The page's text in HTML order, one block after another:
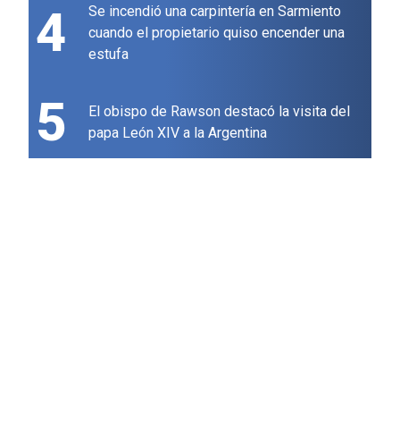
4
Se incendió una carpintería en Sarmiento
cuando el propietario quiso encender una
estufa
5
El obispo de Rawson destacó la visita del
papa León XIV a la Argentina